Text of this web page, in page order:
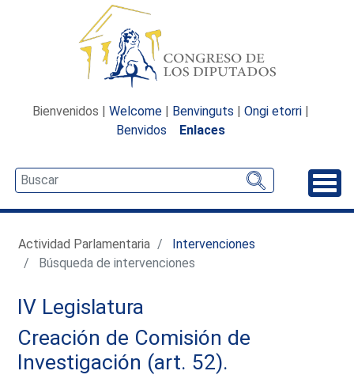
Bienvenidos | Welcome | Benvinguts | Ongi etorri |
Benvidos
Enlaces
Actividad Parlamentaria
Intervenciones
Búsqueda de intervenciones
IV Legislatura
Creación de Comisión de
Investigación (art. 52).